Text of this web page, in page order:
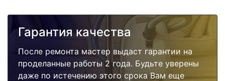
Гарантия качества
После ремонта мастер выдаст гарантии на
проделанные работы 2 года. Будьте уверены
даже по истечению этого срока Вам еще